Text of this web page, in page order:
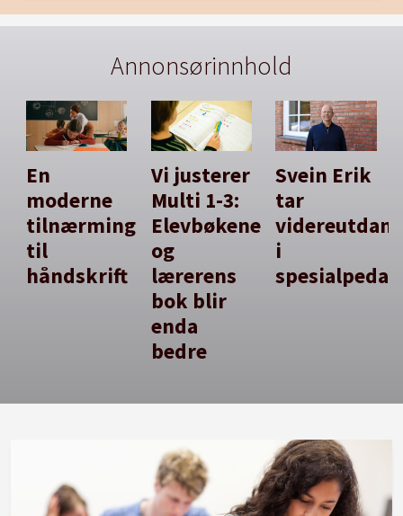
Annonsørinnhold
En
moderne
tilnærming
til
håndskrift
Vi justerer
Multi 1-3:
Elevbøkene
og
lærerens
bok blir
enda
bedre
Svein Erik
tar
i